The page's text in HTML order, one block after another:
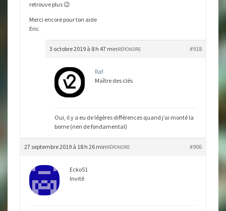
retrouve plus 😉
Merci encore pour ton aide
Eric
3 octobre 2019 à 8 h 47 min #918
RÉPONDRE
Raf
Maître des clés
Oui, il y a eu de légères différences quand j’ai monté la
borne (rien de fondamental)
27 septembre 2019 à 18 h 26 min #906
RÉPONDRE
Ecko51
Invité